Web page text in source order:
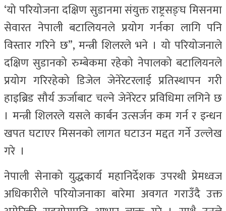
‘यो परियोजना दक्षिण सुडानमा संयुक्त राष्ट्रसङ्घ मिसनमा
सेवारत नेपाली बटालियनले प्रयोग गर्नका लागि पनि
विस्तार गरिने छ”, मन्त्री शिलरले भने । यो परियोजनाले
दक्षिण सुडानको रुम्बेकमा रहेको नेपालको बटालियनले
प्रयोग गरिरहेको डिजेल जेनेरेटरलाई प्रतिस्थापन गरी
हाइब्रिड सौर्य ऊर्जाबाट चल्ने जेनेरेटर प्रविधिमा लगिने छ
। मन्त्री शिलरले यसले कार्बन उत्सर्जन कम गर्न र इन्धन
खपत घटाएर मिसनको लागत घटाउन मद्दत गर्ने उल्लेख
गरे ।
नेपाली सेनाको युद्धकार्य महानिर्देशक उपरथी प्रेमध्वज
अधिकारीले परियोजनाका बारेमा अवगत गराउँदै उक्त